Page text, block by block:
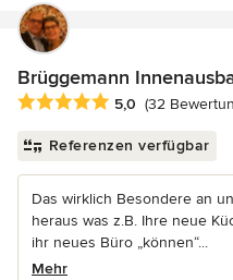
Brüggemann
Durchschnittliche
5,0 (32
Referenzen verfügbar
Das wirklich Besondere an
heraus was z.B. Ihre neue
ihr neues Büro „können“...
Mehr